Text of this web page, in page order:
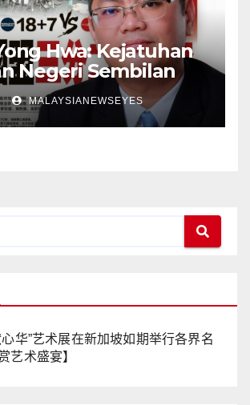
】
Hwa: Kejatuhan
Negeri Sembilan
Tidak Percaya
Pentadbiran
Barang
MALAYSIANEWSEYES
心华”艺术展在新加坡如期举行各界名
艺术盛宴】